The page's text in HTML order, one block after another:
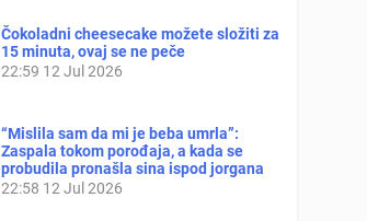
Čokoladni cheesecake možete složiti za
15 minuta, ovaj se ne peče
22:59 12 Jul 2026
“Mislila sam da mi je beba umrla”:
Zaspala tokom porođaja, a kada se
probudila pronašla sina ispod jorgana
22:58 12 Jul 2026